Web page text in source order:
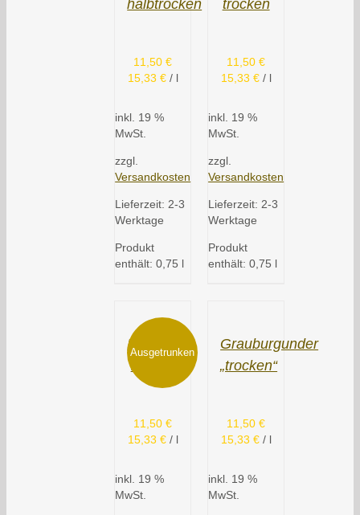
halbtrocken
11,50€
15,33 €/ l
inkl. 19 %
MwSt.
zzgl.
Versandkosten
Lieferzeit: 2-3
Werktage
Produkt
enthält: 0,75 l
trocken
11,50€
15,33 €/ l
inkl. 19 %
MwSt.
zzgl.
Versandkosten
Lieferzeit: 2-3
Werktage
Produkt
enthält: 0,75 l
Ausgetrunken
Dornfelder
lieblich
11,50€
15,33 €/ l
inkl. 19 %
MwSt.
Grauburgunder
„trocken“
11,50€
15,33 €/ l
inkl. 19 %
MwSt.